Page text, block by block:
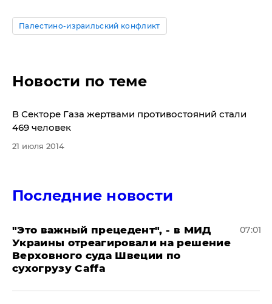
Палестино-израильский конфликт
Новости по теме
В Секторе Газа жертвами противостояний стали
469 человек
21 июля 2014
Последние новости
"Это важный прецедент", - в МИД
Украины отреагировали на решение
Верховного суда Швеции по
сухогрузу Caffa
07:01